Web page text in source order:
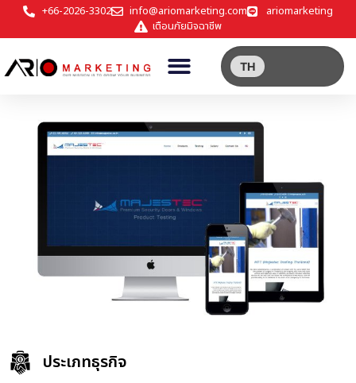
+66-2026-3302 info@ariomarketing.com
ariomarketing
เตือนภัยมิจฉาชีพ
TH
ประเภทธุรกิจ